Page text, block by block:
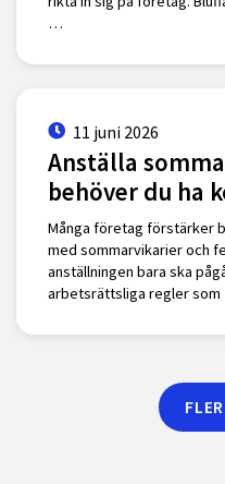
…
11 juni 2026
Anställa
behöver du ha
Många företag förstärker
med sommarvikarier och
anställningen bara ska
arbetsrättsliga regler